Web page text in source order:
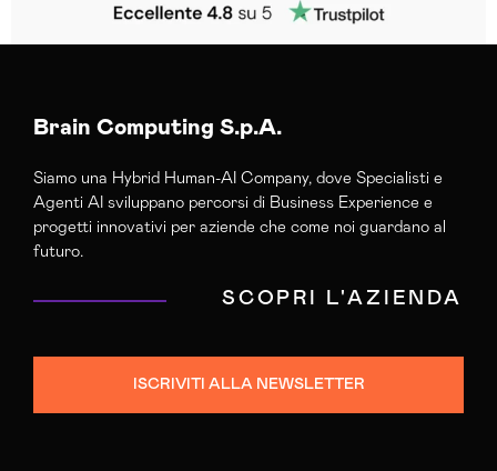
Brain Computing S.p.A.
Siamo una Hybrid Human-AI Company, dove Specialisti e
Agenti AI sviluppano percorsi di Business Experience e
progetti innovativi per aziende che come noi guardano al
futuro.
SCOPRI L'AZIENDA
ISCRIVITI ALLA NEWSLETTER